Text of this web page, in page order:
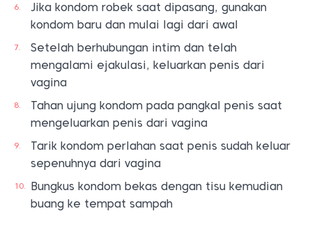
Jika kondom robek saat dipasang, gunakan
kondom baru dan mulai lagi dari awal
Setelah berhubungan intim dan telah
mengalami ejakulasi, keluarkan penis dari
vagina
Tahan ujung kondom pada pangkal penis saat
mengeluarkan penis dari vagina
Tarik kondom perlahan saat penis sudah keluar
sepenuhnya dari vagina
Bungkus kondom bekas dengan tisu kemudian
buang ke tempat sampah